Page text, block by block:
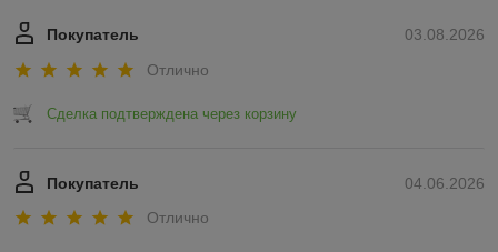
03.08.2026
Покупатель
Отлично
Сделка подтверждена через корзину
04.06.2026
Покупатель
Отлично